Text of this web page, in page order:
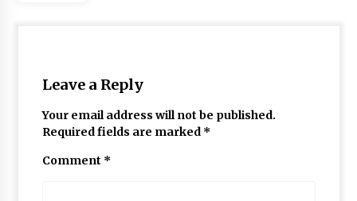
Leave a Reply
Your email address will not be published.
Required fields are marked *
Comment *